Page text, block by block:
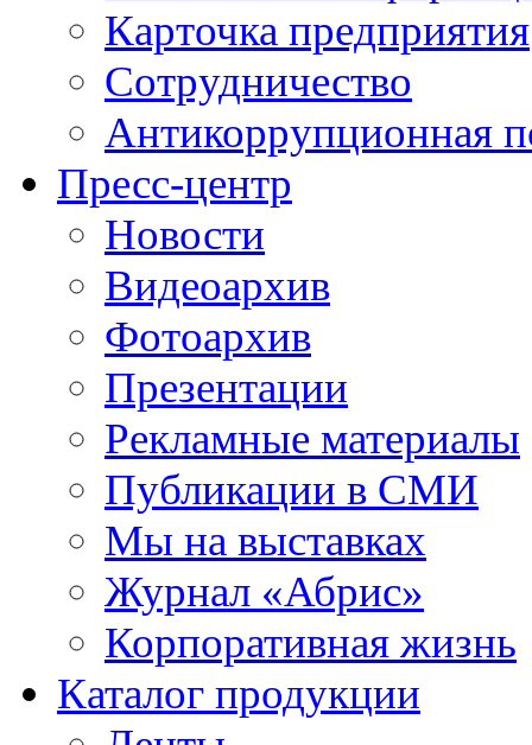
Карточка предприятия
Сотрудничество
Антикоррупционная
Пресс-центр
Новости
Видеоархив
Фотоархив
Презентации
Рекламные материалы
Публикации в СМИ
Мы на выставках
Журнал «Абрис»
Корпоративная жизнь
Каталог продукции